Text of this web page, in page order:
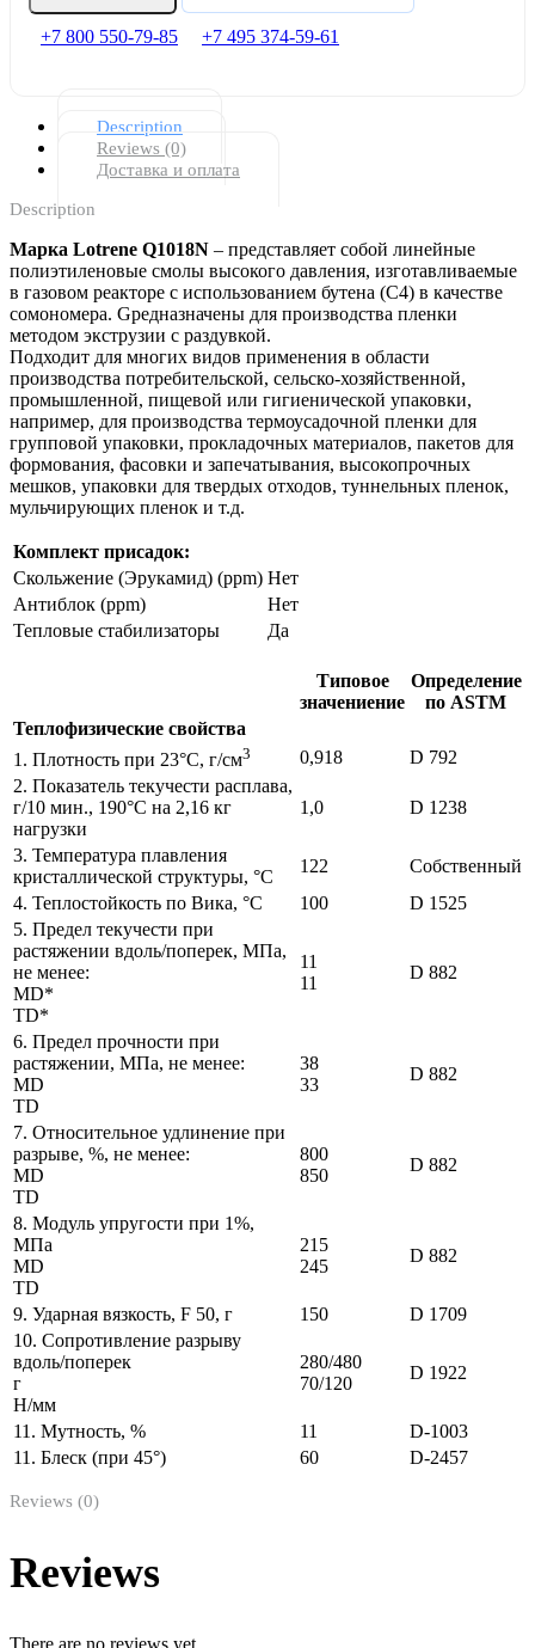
+7 800 550-79-85 +7 495 374-59-61
Description
Reviews (0)
Доставка и оплата
Description
Марка Lotrene Q1018N – представляет собой линейные
полиэтиленовые смолы высокого давления, изготавливаемые
в газовом реакторе с использованием бутена (С4) в качестве
сомономера. Gредназначены для производства пленки
методом экструзии с раздувкой.
Подходит для многих видов применения в области
производства потребительской, сельско-хозяйственной,
промышленной, пищевой или гигиенической упаковки,
например, для производства термоусадочной пленки для
групповой упаковки, прокладочных материалов, пакетов для
формования, фасовки и запечатывания, высокопрочных
мешков, упаковки для твердых отходов, туннельных пленок,
мульчирующих пленок и т.д.
Комплект присадок:
Скольжение (Эрукамид) (ppm) Нет
Антиблок (ppm)
Нет
Тепловые стабилизаторы
Да
Типовое
значениение
Определение
по ASTM
Теплофизические свойства
1. Плотность при 23°С, г/см3 0,918
D 792
2. Показатель текучести расплава,
г/10 мин., 190°С на 2,16 кг
нагрузки
1,0 D 1238
3. Температура плавления
кристаллической структуры, °С
122
Собственный
4. Теплостойкость по Вика, °С
100
D 1525
5. Предел текучести при
растяжении вдоль/поперек, МПа,
не менее:
МD*
TD*
11
11
D 882
6. Предел прочности при
растяжении, МПа, не менее:
МD
TD
38
33
D 882
7. Относительное удлинение при
разрыве, %, не менее:
МD
TD
800
850
D 882
8. Модуль упругости при 1%,
МПа
МD
TD
215
245
D 882
9. Ударная вязкость, F 50, г 150
D 1709
10. Сопротивление разрыву
вдоль/поперек
г
Н/мм
280/480
70/120
D 1922
11. Мутность, % 11
D-1003
11. Блеск (при 45°)
60 D-2457
Reviews (0)
Reviews
There are no reviews yet.